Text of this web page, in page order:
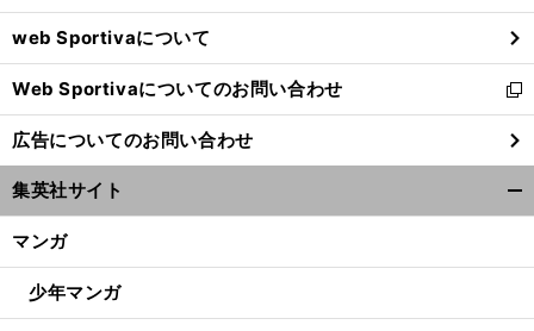
ウ
で
開
く
web Sportivaについて
Web Sportivaについてのお問い合わせ
新
し
い
ウ
ィ
ン
ウ
開
広告についてのお問い合わせ
集英社サイト
マンガ
少年マンガ